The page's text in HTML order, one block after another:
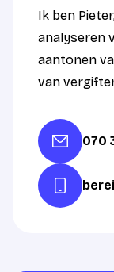
Ik ben
analyseren
aantonen
van
070